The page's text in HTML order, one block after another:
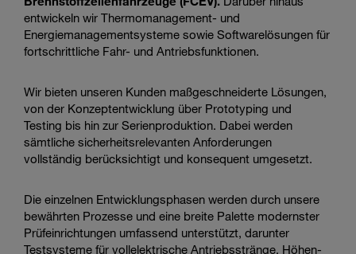
entwickeln wir Thermomanagement- und
Energiemanagementsysteme sowie Softwarelösungen für
fortschrittliche Fahr- und Antriebsfunktionen.
Wir bieten unseren Kunden maßgeschneiderte Lösungen,
von der Konzeptentwicklung über Prototyping und
Testing bis hin zur Serienproduktion. Dabei werden
sämtliche sicherheitsrelevanten Anforderungen
vollständig berücksichtigt und konsequent umgesetzt.
Die einzelnen Entwicklungsphasen werden durch unsere
bewährten Prozesse und eine breite Palette modernster
Prüfeinrichtungen umfassend unterstützt, darunter
Testsysteme für vollelektrische Antriebsstränge, Höhen-